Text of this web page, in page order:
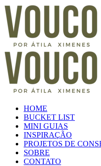
HOME
BUCKET LIST
MINI GUIAS
INSPIRAÇÃO
PROJETOS DE
SOBRE
CONTATO